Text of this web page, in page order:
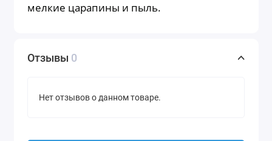
мелкие царапины и пыль.
Отзывы 0
Нет отзывов о данном товаре.